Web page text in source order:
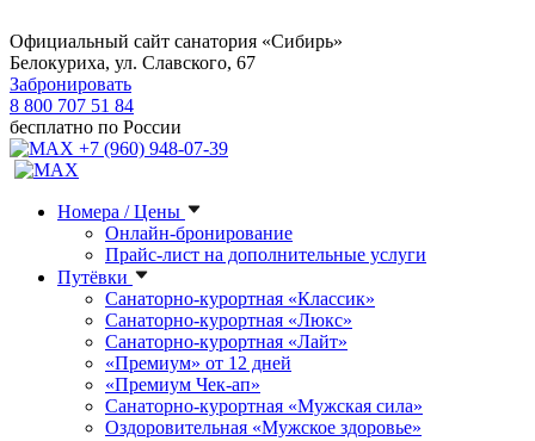
Официальный сайт санатория «Сибирь»
Белокуриха, ул. Славского, 67
Забронировать
8 800 707 51 84
бесплатно по России
+7 (960) 948-07-39
Номера / Цены
Онлайн-бронирование
Прайс-лист на дополнительные услуги
Путёвки
Санаторно-курортная «Классик»
Санаторно-курортная «Люкс»
Санаторно-курортная «Лайт»
«Премиум» от 12 дней
«Премиум Чек-ап»
Санаторно-курортная «Мужская сила»
Оздоровительная «Мужское здоровье»